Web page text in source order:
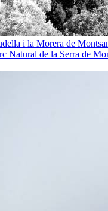
i la Morera de
Natural de la Serra de